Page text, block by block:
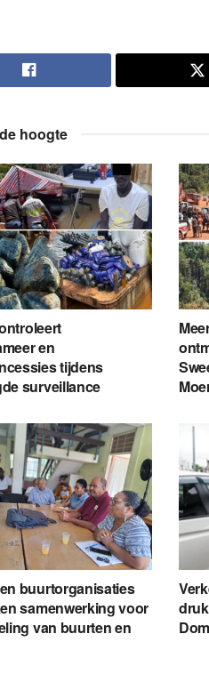
hoogte
en
tijdens
surveillance
buurtorganisaties
samenwerking voor
van buurten en